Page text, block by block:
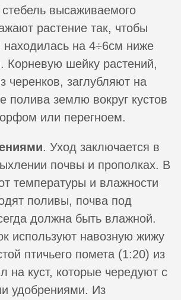
высаживаемого
растение так, чтобы
находилась на 4÷6см ниже
Корневую шейку растений,
черенков, заглубляют на
полива землю вокруг кустов
или перегноем.
. Уход заключается в
почвы и прополках. В
температуры и влажности
поливы, почва под
должна быть влажной.
используют навозную жижу
птичьего помета (1:20) из
на куст, которые чередуют с
удобрениями. Из